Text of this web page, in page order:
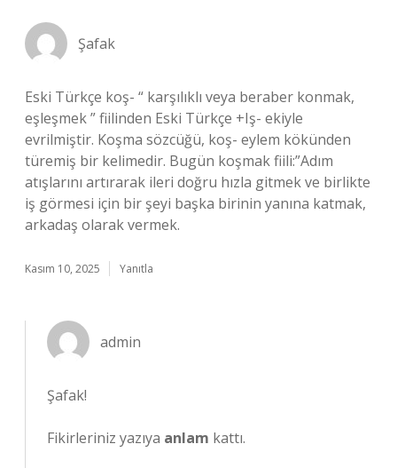
Şafak
Eski Türkçe koş- “ karşılıklı veya beraber konmak,
eşleşmek ” fiilinden Eski Türkçe +Iş- ekiyle
evrilmiştir. Koşma sözcüğü, koş- eylem kökünden
türemiş bir kelimedir. Bugün koşmak fiili:”Adım
atışlarını artırarak ileri doğru hızla gitmek ve birlikte
iş görmesi için bir şeyi başka birinin yanına katmak,
arkadaş olarak vermek.
Kasım 10, 2025 Yanıtla
admin
Şafak!
Fikirleriniz yazıya anlam kattı.